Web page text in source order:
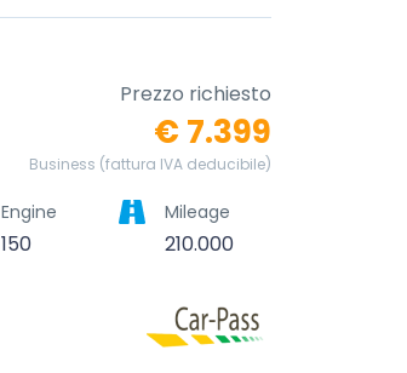
Prezzo richiesto
€ 7.399
Business (fattura IVA deducibile)
Engine
150
Mileage
210.000